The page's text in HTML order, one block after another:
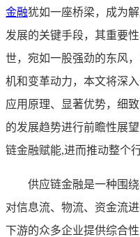
金融犹如一座桥梁，成为
发展的关键手段，其重要
世，宛如一股强劲的东风
机和变革动力，本文将深
应用原理、显著优势，细
的发展趋势进行前瞻性展
链金融赋能,进而推动整个
供应链金融是一种围
对信息流、物流、资金流
下游的众多企业提供综合